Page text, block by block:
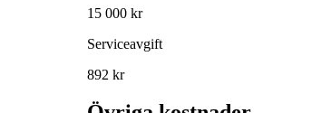
15 000 kr
Serviceavgift
892 kr